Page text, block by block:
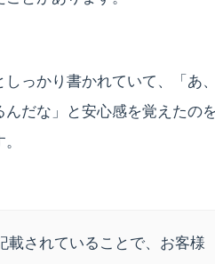
しっかり書かれていて、「あ
んだな」と安心感を覚えたの
載されていることで、お客様